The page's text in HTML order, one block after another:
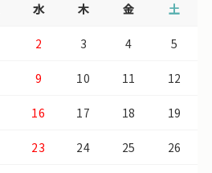
水 木 金 土
2 3 4 5
9 10 11 12
16 17 18 19
23 24 25 26